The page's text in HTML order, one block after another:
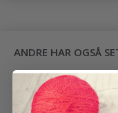
ANDRE HAR OGSÅ